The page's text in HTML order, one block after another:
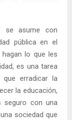
se asume con
pública en el
lo que les
es una tarea
erradicar la
la educación,
seguro con una
sociedad que